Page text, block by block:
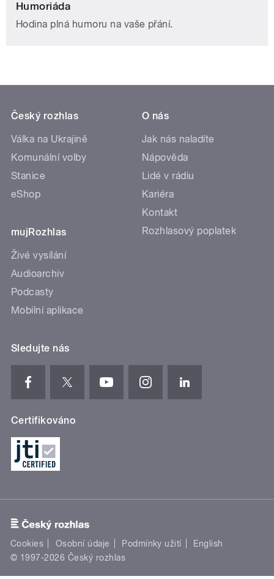
Humoriáda
Hodina plná humoru na vaše přání.
Český rozhlas
Válka na Ukrajině
Komunální volby
Stanice
eShop
mujRozhlas
Živé vysílání
Audioarchiv
Podcasty
Mobilní aplikace
O nás
Jak nás naladíte
Nápověda
Lidé v rádiu
Kariéra
Kontakt
Rozhlasový poplatek
Sledujte nás
Certifikováno
Cookies Osobní údaje Podmínky užití
English
© 1997-2026 Český rozhlas